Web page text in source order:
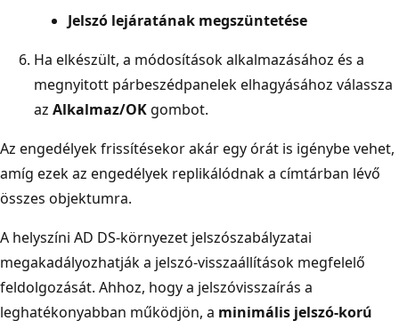
Jelszó lejáratának megszüntetése
Ha elkészült, a módosítások alkalmazásához és a
megnyitott párbeszédpanelek elhagyásához válassza
az Alkalmaz/OK gombot.
Az engedélyek frissítésekor akár egy órát is igénybe vehet,
amíg ezek az engedélyek replikálódnak a címtárban lévő
összes objektumra.
A helyszíni AD DS-környezet jelszószabályzatai
megakadályozhatják a jelszó-visszaállítások megfelelő
feldolgozását. Ahhoz, hogy a jelszóvisszaírás a
leghatékonyabban működjön, a minimális jelszó-korú